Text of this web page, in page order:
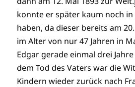
konnte er später kaum noch
haben, da dieser bereits am
im Alter von nur 47 Jahren in
Edgar gerade einmal drei Jahre
dem Tod des Vaters war die
Kindern wieder zurück nach